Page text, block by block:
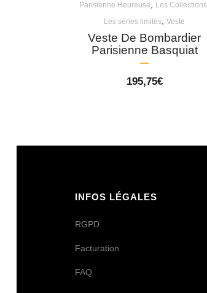
Parisienne Heureuse
Les Collections
Les séries limités ,Veste
Veste De Bombardier
Parisienne Basquiat
195,75€
INFOS LÉGALES
RGPD
Facturation
FAQ